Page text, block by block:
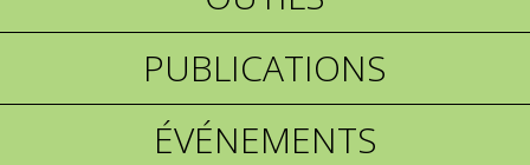
PUBLICATIONS
ÉVÉNEMENTS